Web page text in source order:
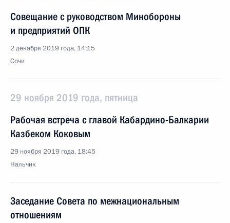
Совещание с руководством Минобороны
и предприятий ОПК
2 декабря 2019 года, 14:15
Сочи
29 ноября 2019 года, пятница
Рабочая встреча с главой Кабардино-Балкарии
Казбеком Коковым
29 ноября 2019 года, 18:45
Нальчик
Заседание Совета по межнациональным
отношениям